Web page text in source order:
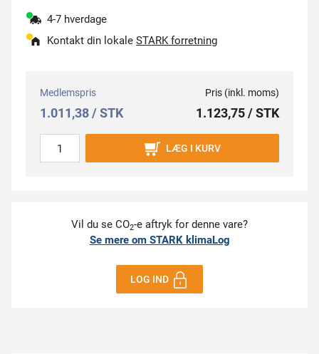
4-7 hverdage
Kontakt din lokale STARK forretning
Medlemspris
1.011,38 / STK
Pris (inkl. moms)
1.123,75 / STK
LÆG I KURV
Vil du se CO2-e aftryk for denne vare?
Se mere om STARK klimaLog
LOG IND